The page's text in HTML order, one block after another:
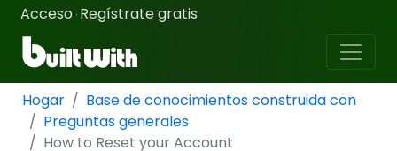
Acceso · Regístrate gratis
Hogar
Base de conocimientos construida con
Preguntas generales
How to Reset your Account